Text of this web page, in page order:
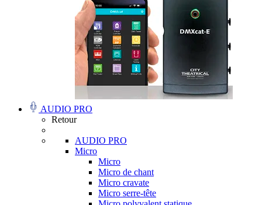
AUDIO PRO
Retour
AUDIO PRO
Micro
Micro
Micro de chant
Micro cravate
Micro serre-tête